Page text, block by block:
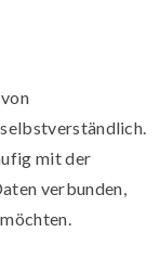
mit der
verbunden,